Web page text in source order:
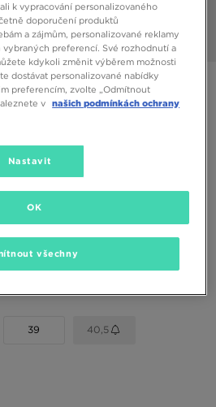
za posledních 30 dní)
39 40,5
k vypracování personalizovaného
doporučení produktů
a zájmům, personalizované reklamy
vybraných preferencí. Své rozhodnutí a
kdykoli změnit výběrem možnosti
dostávat personalizované nabídky
preferencím, zvolte „Odmítnout
v našich podmínkách ochrany
Nastavit
všechny
OK